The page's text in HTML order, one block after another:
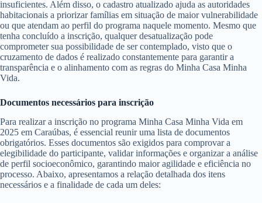
insuficientes. Além disso, o cadastro atualizado ajuda as autoridades
habitacionais a priorizar famílias em situação de maior vulnerabilidade
ou que atendam ao perfil do programa naquele momento. Mesmo que
tenha concluído a inscrição, qualquer desatualização pode
comprometer sua possibilidade de ser contemplado, visto que o
cruzamento de dados é realizado constantemente para garantir a
transparência e o alinhamento com as regras do Minha Casa Minha
Vida.
Documentos necessários para inscrição
Para realizar a inscrição no programa Minha Casa Minha Vida em
2025 em Caraúbas, é essencial reunir uma lista de documentos
obrigatórios. Esses documentos são exigidos para comprovar a
elegibilidade do participante, validar informações e organizar a análise
de perfil socioeconômico, garantindo maior agilidade e eficiência no
processo. Abaixo, apresentamos a relação detalhada dos itens
necessários e a finalidade de cada um deles: